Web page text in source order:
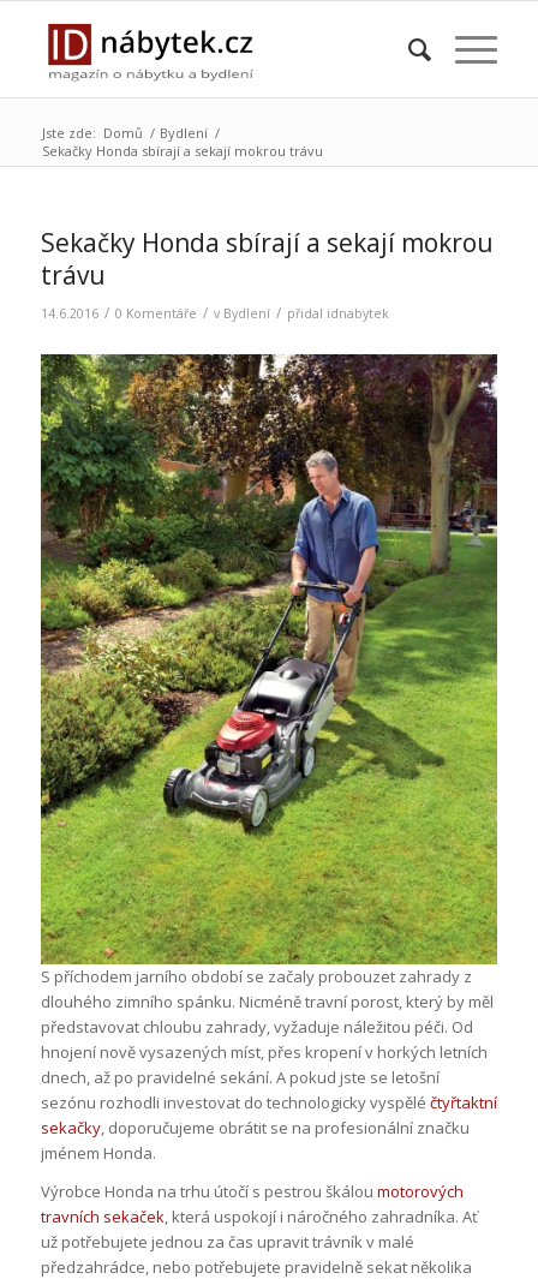
Jste zde: Domů / Bydlení /
Sekačky Honda sbírají a sekají mokrou trávu
Sekačky Honda sbírají a sekají mokrou
trávu
14.6.2016 / 0 Komentáře / v Bydlení / přidal idnabytek
S příchodem jarního období se začaly probouzet zahrady z
dlouhého zimního spánku. Nicméně travní porost, který by měl
představovat chloubu zahrady, vyžaduje náležitou péči. Od
hnojení nově vysazených míst, přes kropení v horkých letních
dnech, až po pravidelné sekání. A pokud jste se letošní
sezónu rozhodli investovat do technologicky vyspělé čtyřtaktní
sekačky, doporučujeme obrátit se na profesionální značku
jménem Honda.
Výrobce Honda na trhu útočí s pestrou škálou motorových
travních sekaček, která uspokojí i náročného zahradníka. Ať
už potřebujete jednou za čas upravit trávník v malé
předzahrádce, nebo potřebujete pravidelně sekat několika